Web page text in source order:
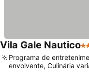
Vila Gale Nautico4
Programa de
envolvente, Culinária